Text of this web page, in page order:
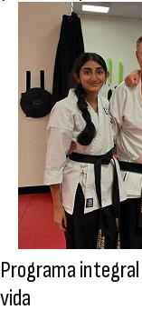
Programa integral
vida